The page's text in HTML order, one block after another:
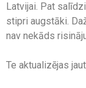
Latvijai. Pat
stipri augstāki.
nav nekāds
Te aktualizējas